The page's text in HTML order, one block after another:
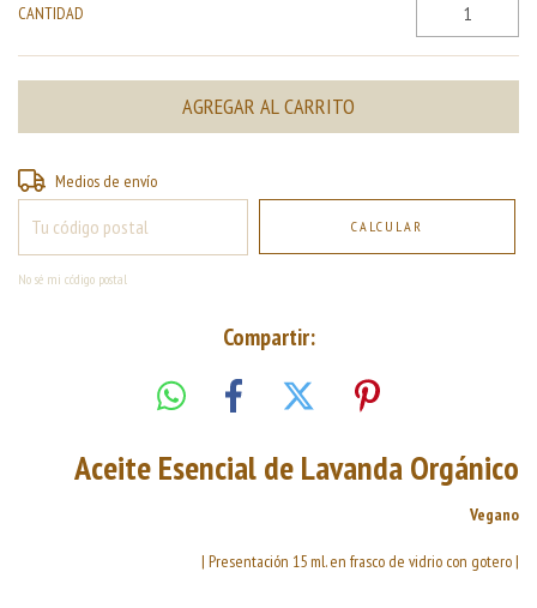
CANTIDAD
Entregas para el CP:
Medios de envío
CALCULAR
No sé mi código postal
Compartir:
Aceite Esencial de Lavanda Orgánico
Vegano
| Presentación 15 ml. en frasco de vidrio con gotero |